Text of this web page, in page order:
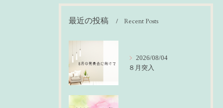
最近の投稿 Recent Posts
2026/08/04
８月突入